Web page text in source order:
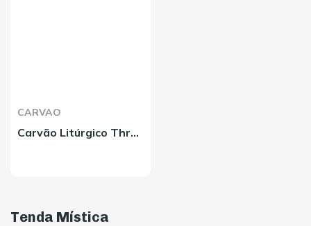
Tenda Mística
CARVAO
Carvão Litúrgico Three Kings Caixa